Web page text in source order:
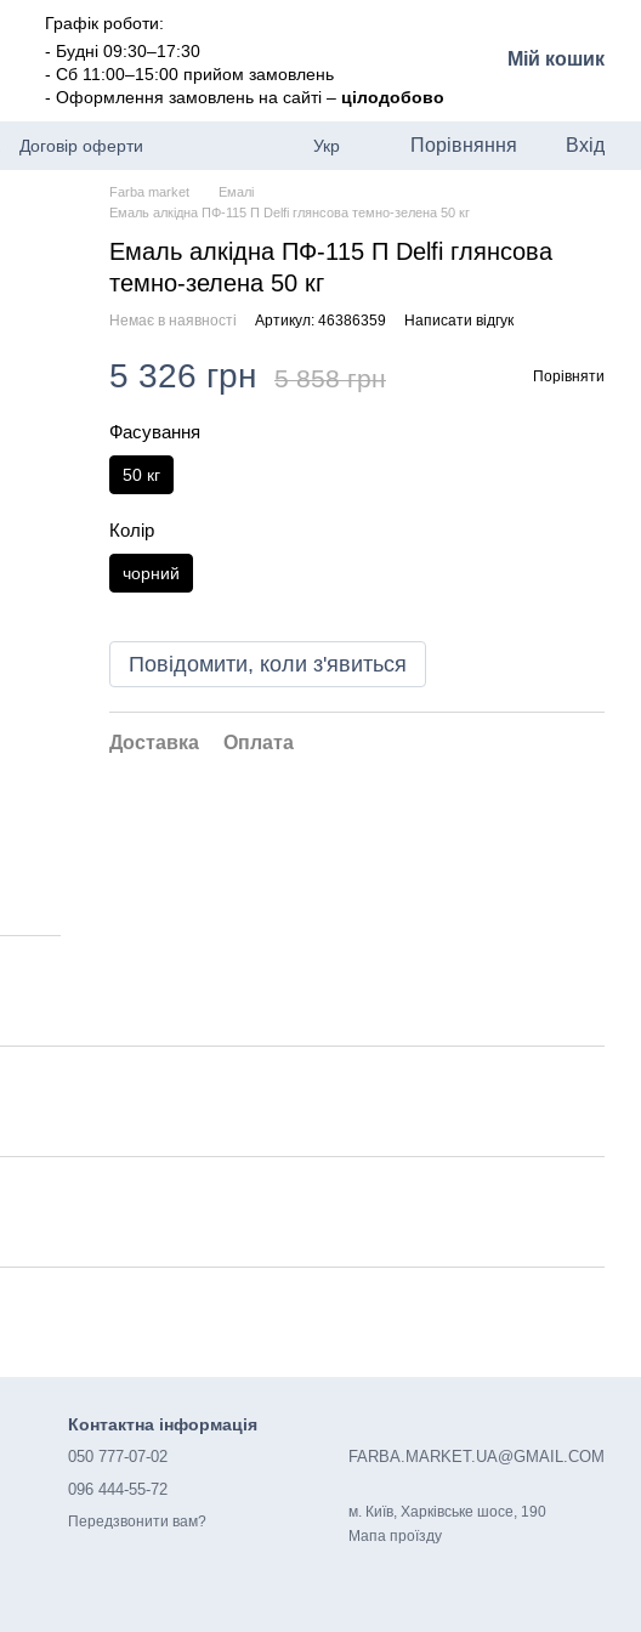
Графік роботи:
- Будні 09:30–17:30
- Сб 11:00–15:00 прийом замовлень
- Оформлення замовлень на сайті – цілодобово
Мій кошик
Договір оферти Укр Порівняння Вхід
Farba market
Емалі
Емаль алкідна ПФ-115 П Delfi глянсова темно-зелена 50 кг
Емаль алкідна ПФ-115 П Delfi глянсова
темно-зелена 50 кг
Немає в наявності Артикул: 46386359 Написати відгук
5 326 грн 5 858 грн Порівняти
Фасування
50 кг
Колір
чорний
Повідомити, коли з'явиться
Доставка Оплата
Контактна інформація
050 777-07-02
096 444-55-72
Передзвонити вам?
FARBA.MARKET.UA@GMAIL.COM
м. Київ, Харківське шосе, 190
Мапа проїзду